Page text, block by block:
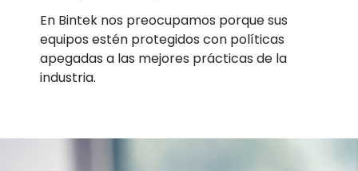
En Bintek nos preocupamos porque sus
equipos estén protegidos con políticas
apegadas a las mejores prácticas de la
industria.